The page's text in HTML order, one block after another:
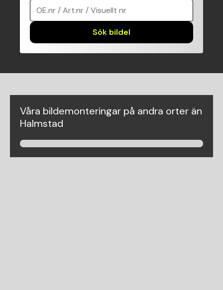
OE.nr / Art.nr / Visuellt nr
Sök bildel
Våra bildemonteringar på andra orter än
Halmstad